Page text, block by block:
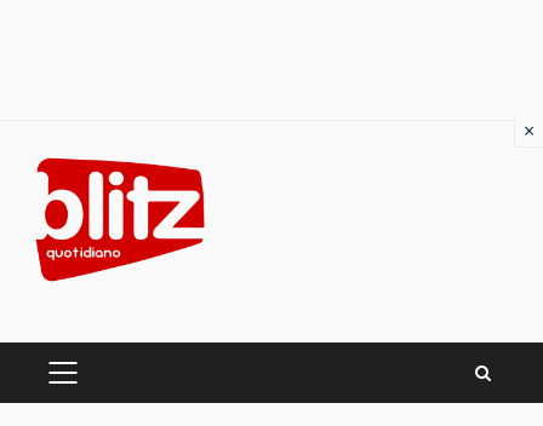
content
PRIMARY
×